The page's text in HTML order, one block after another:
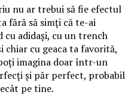
nu ar trebui să fie efectul
fără să simți că te-ai
cu adidași, cu un trench
chiar cu geaca ta favorită,
imagina doar într-un
și păr perfect, probabil
pe tine.